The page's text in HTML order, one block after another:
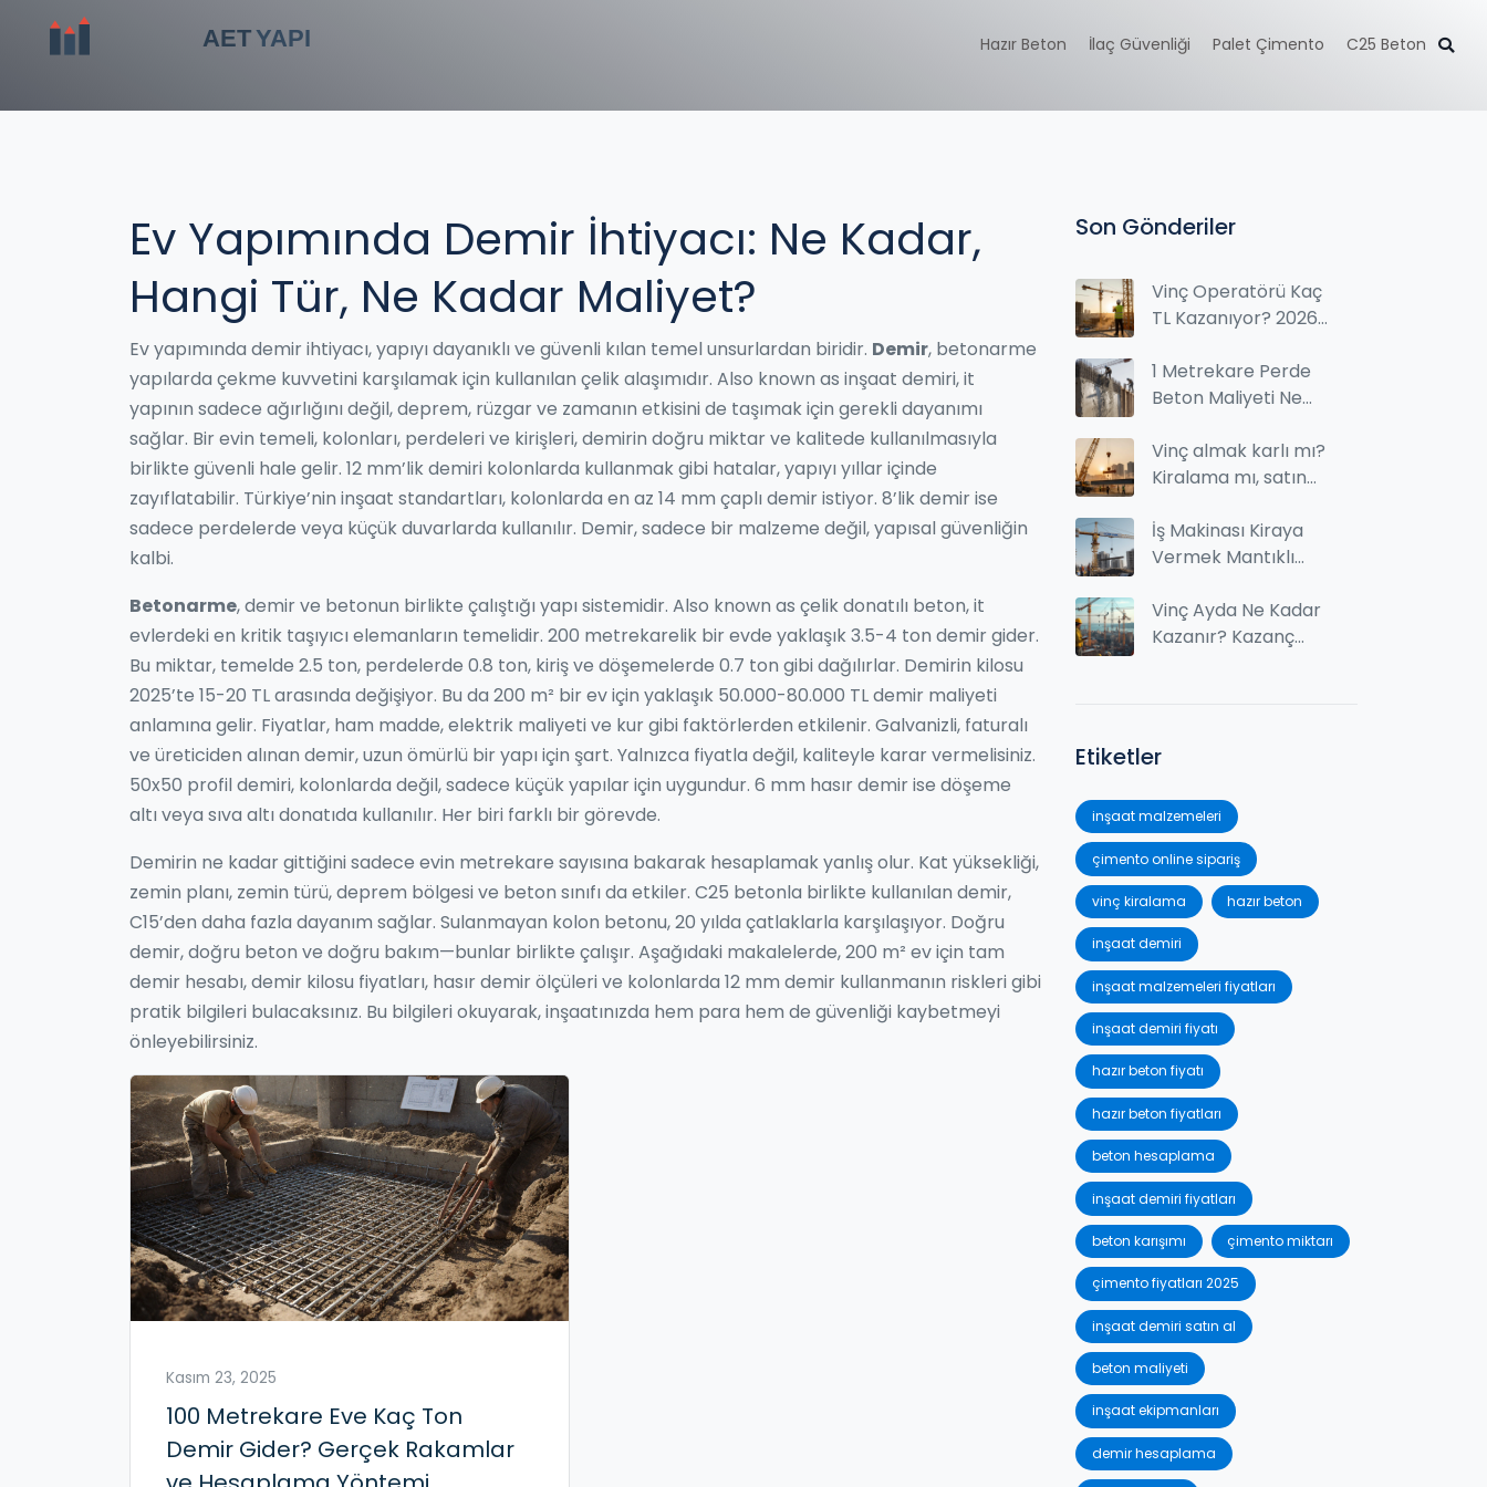
Hazır Beton İlaç Güvenliği Palet Çimento C25 Beton
Ev Yapımında Demir İhtiyacı: Ne Kadar,
Hangi Tür, Ne Kadar Maliyet?
Ev yapımında demir ihtiyacı, yapıyı dayanıklı ve güvenli kılan temel unsurlardan biridir. Demir, betonarme
yapılarda çekme kuvvetini karşılamak için kullanılan çelik alaşımıdır. Also known as inşaat demiri, it
yapının sadece ağırlığını değil, deprem, rüzgar ve zamanın etkisini de taşımak için gerekli dayanımı
sağlar. Bir evin temeli, kolonları, perdeleri ve kirişleri, demirin doğru miktar ve kalitede kullanılmasıyla
birlikte güvenli hale gelir. 12 mm’lik demiri kolonlarda kullanmak gibi hatalar, yapıyı yıllar içinde
zayıflatabilir. Türkiye’nin inşaat standartları, kolonlarda en az 14 mm çaplı demir istiyor. 8’lik demir ise
sadece perdelerde veya küçük duvarlarda kullanılır. Demir, sadece bir malzeme değil, yapısal güvenliğin
kalbi.
Betonarme,demir ve betonun birlikte çalıştığı yapı sistemidir. Also known as çelik donatılı beton, it
evlerdeki en kritik taşıyıcı elemanların temelidir. 200 metrekarelik bir evde yaklaşık 3.5-4 ton demir gider.
Bu miktar, temelde 2.5 ton, perdelerde 0.8 ton, kiriş ve döşemelerde 0.7 ton gibi dağılırlar. Demirin kilosu
2025’te 15-20 TL arasında değişiyor. Bu da 200 m² bir ev için yaklaşık 50.000-80.000 TL demir maliyeti
anlamına gelir. Fiyatlar, ham madde, elektrik maliyeti ve kur gibi faktörlerden etkilenir. Galvanizli, faturalı
ve üreticiden alınan demir, uzun ömürlü bir yapı için şart. Yalnızca fiyatla değil, kaliteyle karar vermelisiniz.
50x50 profil demiri, kolonlarda değil, sadece küçük yapılar için uygundur. 6 mm hasır demir ise döşeme
altı veya sıva altı donatıda kullanılır. Her biri farklı bir görevde.
Demirin ne kadar gittiğini sadece evin metrekare sayısına bakarak hesaplamak yanlış olur. Kat yüksekliği,
zemin planı, zemin türü, deprem bölgesi ve beton sınıfı da etkiler. C25 betonla birlikte kullanılan demir,
C15’den daha fazla dayanım sağlar. Sulanmayan kolon betonu, 20 yılda çatlaklarla karşılaşıyor. Doğru
demir, doğru beton ve doğru bakım—bunlar birlikte çalışır. Aşağıdaki makalelerde, 200 m² ev için tam
demir hesabı, demir kilosu fiyatları, hasır demir ölçüleri ve kolonlarda 12 mm demir kullanmanın riskleri gibi
pratik bilgileri bulacaksınız. Bu bilgileri okuyarak, inşaatınızda hem para hem de güvenliği kaybetmeyi
önleyebilirsiniz.
Kasım 23, 2025
100 Metrekare Eve Kaç Ton
Demir Gider? Gerçek Rakamlar
Son Gönderiler
Vinç Operatörü Kaç
TL Kazanıyor? 2026
Faktörler
1 Metrekare Perde
Beton Maliyeti Ne
Fiyatlar
Vinç almak karlı mı?
Kiralama mı, satın
avantajlı?
İş Makinası Kiraya
Vermek Mantıklı
ve Riskler
Vinç Ayda Ne Kadar
Kazanır? Kazanç
Etiketler
inşaat malzemeleri
çimento online sipariş
vinç kiralama hazır beton
inşaat demiri
inşaat malzemeleri fiyatları
inşaat demiri fiyatı
hazır beton fiyatı
hazır beton fiyatları
beton hesaplama
inşaat demiri fiyatları
beton karışımı çimento miktarı
çimento fiyatları 2025
inşaat demiri satın al
beton maliyeti
inşaat ekipmanları
demir hesaplama